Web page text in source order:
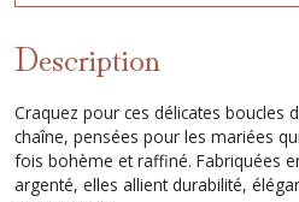
Description
Craquez pour ces délicates boucles
chaîne, pensées pour les mariées
fois bohème et raffiné. Fabriquées
argenté, elles allient durabilité,